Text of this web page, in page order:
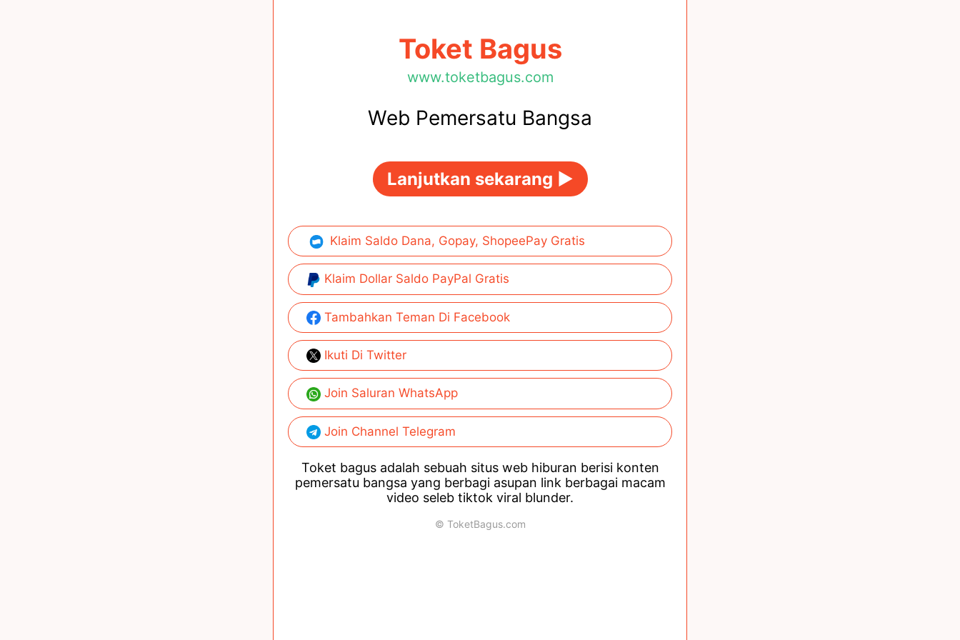
Toket Bagus
www.toketbagus.com
Web Pemersatu Bangsa
Lanjutkan sekarang ►
Klaim Saldo Dana, Gopay, ShopeePay Gratis
Klaim Dollar Saldo PayPal Gratis
Tambahkan Teman Di Facebook
Ikuti Di Twitter
Join Saluran WhatsApp
Join Channel Telegram
Toket bagus adalah sebuah situs web hiburan berisi konten
pemersatu bangsa yang berbagi asupan link berbagai macam
video seleb tiktok viral blunder.
© ToketBagus.com